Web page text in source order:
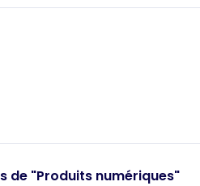
de "Produits numériques"